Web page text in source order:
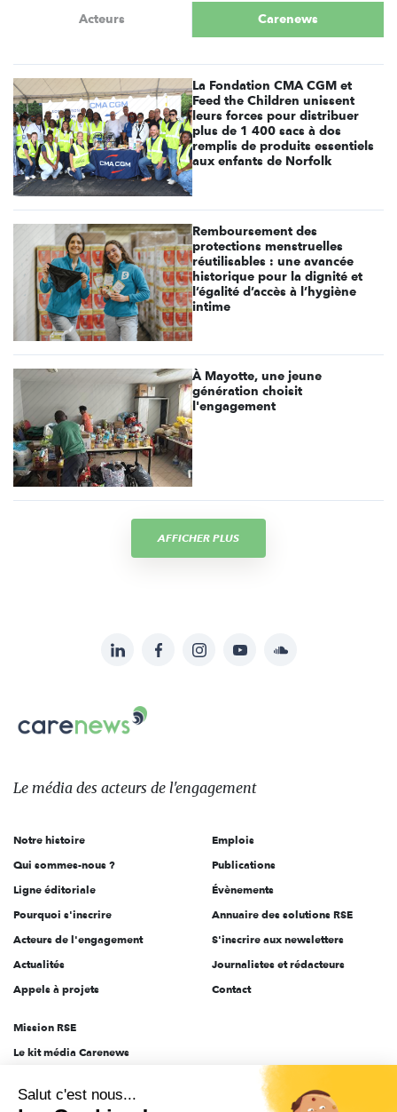
Acteurs Carenews
La Fondation CMA CGM et
Feed the Children unissent
leurs forces pour distribuer
plus de 1 400 sacs à dos
remplis de produits essentiels
aux enfants de Norfolk
Remboursement des
protections menstruelles
réutilisables : une avancée
historique pour la dignité et
l’égalité d’accès à l’hygiène
intime
À Mayotte, une jeune
génération choisit
l'engagement
AFFICHER PLUS
sur:
LinkedInFacebookInstagramYouTubeSoundcloud
Carenews,
Le
des
l'engagement
Le média des acteurs de l'engagement
Notre histoire
Qui sommes-nous ?
Ligne éditoriale
Pourquoi s'inscrire
Acteurs de l'engagement
Actualités
Appels à projets
Emplois
Publications
Évènements
Annuaire des solutions RSE
S'inscrire aux newsletters
Journalistes et rédacteurs
Contact
Mission RSE
Le kit média Carenews
AEF info
Salut c'est nous...